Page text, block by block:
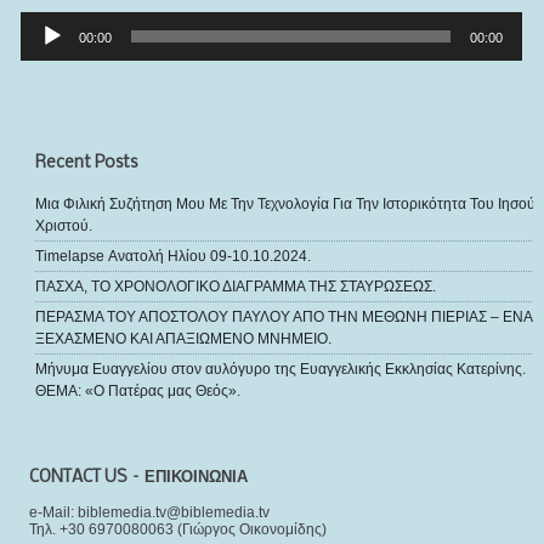
Αναπαραγωγής
00:00 00:00
Recent Posts
Μια Φιλική Συζήτηση Μου Με Την Τεχνολογία Για Την Ιστορικότητα Του Ιησού
Χριστού.
Timelapse Ανατολή Ηλίου 09-10.10.2024.
ΠΑΣΧΑ, ΤΟ ΧΡΟΝΟΛΟΓΙΚΟ ΔΙΑΓΡΑΜΜΑ ΤΗΣ ΣΤΑΥΡΩΣΕΩΣ.
ΠΕΡΑΣΜΑ ΤΟΥ ΑΠΟΣΤΟΛΟΥ ΠΑΥΛΟΥ ΑΠΟ ΤΗΝ ΜΕΘΩΝΗ ΠΙΕΡΙΑΣ – ΕΝΑ
ΞΕΧΑΣΜΕΝΟ ΚΑΙ ΑΠΑΞΙΩΜΕΝΟ ΜΝΗΜΕΙΟ.
Μήνυμα Ευαγγελίου στον αυλόγυρο της Ευαγγελικής Εκκλησίας Κατερίνης.
ΘΕΜΑ: «Ο Πατέρας μας Θεός».
CONTACT US – ΕΠΙΚΟΙΝΩΝΙΑ
e-Mail: biblemedia.tv@biblemedia.tv
Τηλ. +30 6970080063 (Γιώργος Οικονομίδης)